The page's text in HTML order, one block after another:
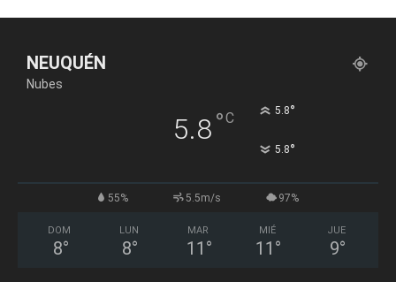
NEUQUÉN
Nubes
5.8°C 5.8°
5.8°
55% 5.5m/s 97%
DOM
8°
LUN
8°
MAR
11 °
MIÉ
11 °
JUE
9°